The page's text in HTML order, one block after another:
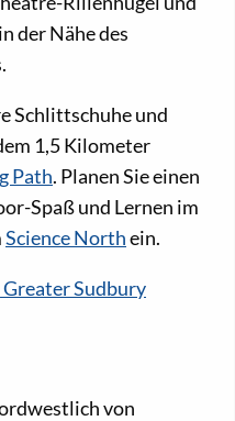
der Nähe des
Schlittschuhe und
1,5 Kilometer
Path. Planen Sie einen
Spaß und Lernen im
Science Northein.
Sudbury
von